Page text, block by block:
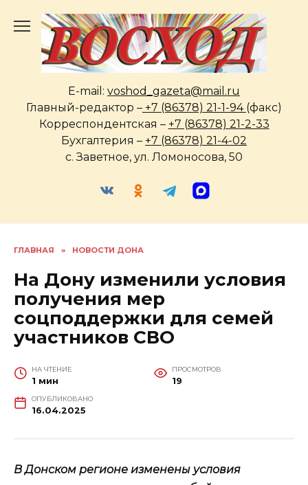
содержанию
E-mail: voshod_gazeta@mail.ru
Главный-редактор – +7 (86378) 21-1-94 (факс)
Корреспондентская – +7 (86378) 21-2-33
Бухгалтерия – +7 (86378) 21-4-02
с. Заветное, ул. Ломоносова, 50
ГЛАВНАЯ » НОВОСТИ ДОНА
На Дону изменили условия
получения мер
соцподдержки для семей
участников СВО
НА ЧТЕНИЕ
1 мин
ПРОСМОТРОВ
19
ОПУБЛИКОВАНО
16.04.2025
В Донском регионе изменены условия